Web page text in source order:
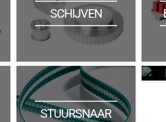
SCHIJVEN
STUURSNAAR